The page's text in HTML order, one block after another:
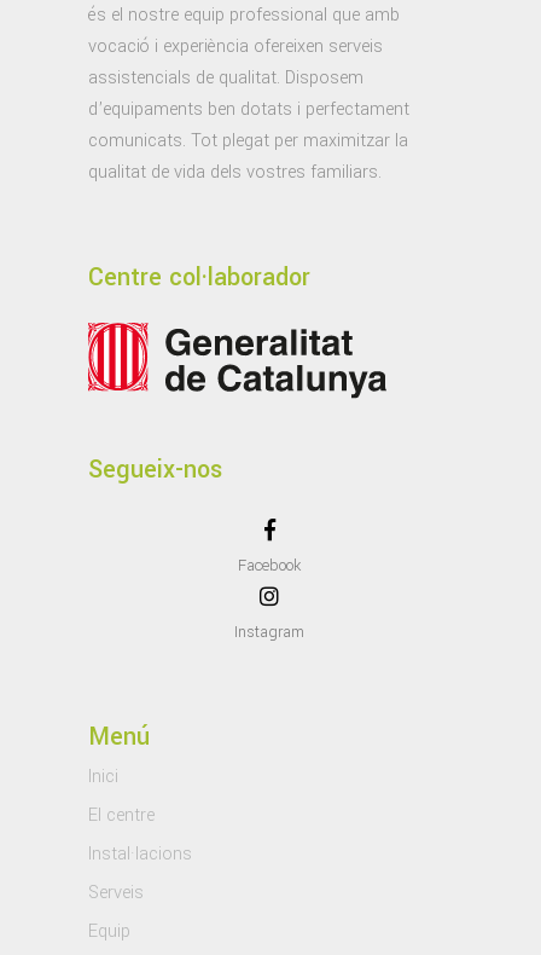
és el nostre equip professional que amb
vocació i experiència ofereixen serveis
assistencials de qualitat. Disposem
d’equipaments ben dotats i perfectament
comunicats. Tot plegat per maximitzar la
qualitat de vida dels vostres familiars.
Centre col·laborador
Segueix-nos
Facebook
Instagram
Menú
Inici
El centre
Instal·lacions
Serveis
Equip